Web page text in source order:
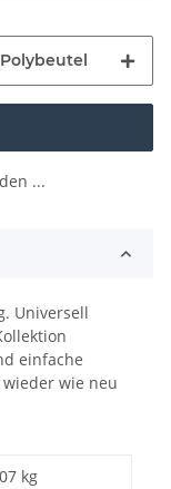
Polybeutel
...
Universell
einfache
wie neu
kg